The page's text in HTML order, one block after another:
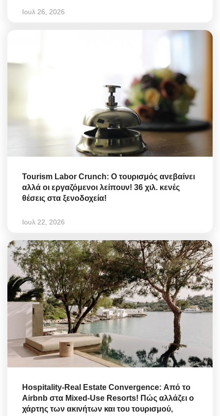
Ιουλ 26, 2026
Tourism Labor Crunch: Ο τουρισμός ανεβαίνει
αλλά οι εργαζόμενοι λείπουν! 36 χιλ. κενές
θέσεις στα ξενοδοχεία!
Ιουλ 22, 2026
Hospitality-Real Estate Convergence: Από το
Airbnb στα Mixed-Use Resorts! Πώς αλλάζει ο
χάρτης των ακινήτων και του τουρισμού,